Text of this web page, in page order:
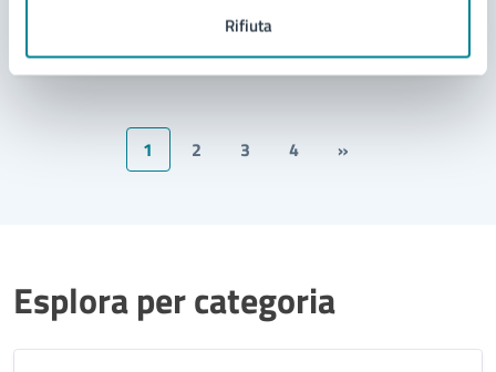
Rifiuta
1 2 3 4 »
Esplora per categoria